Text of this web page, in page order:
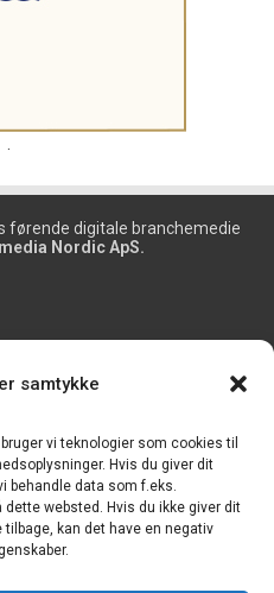
samtykke
vi teknologier som cookies til
Hvis du giver dit
behandle data som f.eks.
websted. Hvis du ikke giver dit
kan det have en negativ
.
førende digitale branchemedie
Nordic ApS.
er tilmeldt